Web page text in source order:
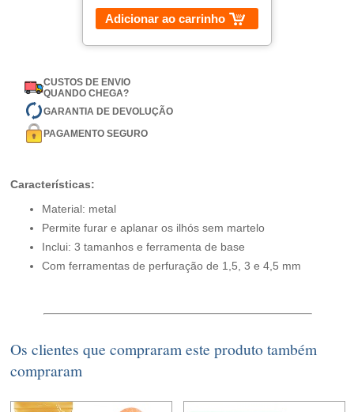
Adicionar ao carrinho
CUSTOS DE ENVIO
QUANDO CHEGA?
GARANTIA DE DEVOLUÇÃO
PAGAMENTO SEGURO
Características:
Material: metal
Permite furar e aplanar os ilhós sem martelo
Inclui: 3 tamanhos e ferramenta de base
Com ferramentas de perfuração de 1,5, 3 e 4,5 mm
Os clientes que compraram este produto também
compraram